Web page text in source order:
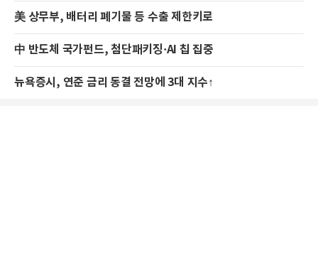
美 상무부, 배터리 폐기물 등 수출 제한키로
中 반도체 국가펀드, 첨단패키징·AI 칩 집중
뉴욕증시, 연준 금리 동결 전망에 3대 지수↑